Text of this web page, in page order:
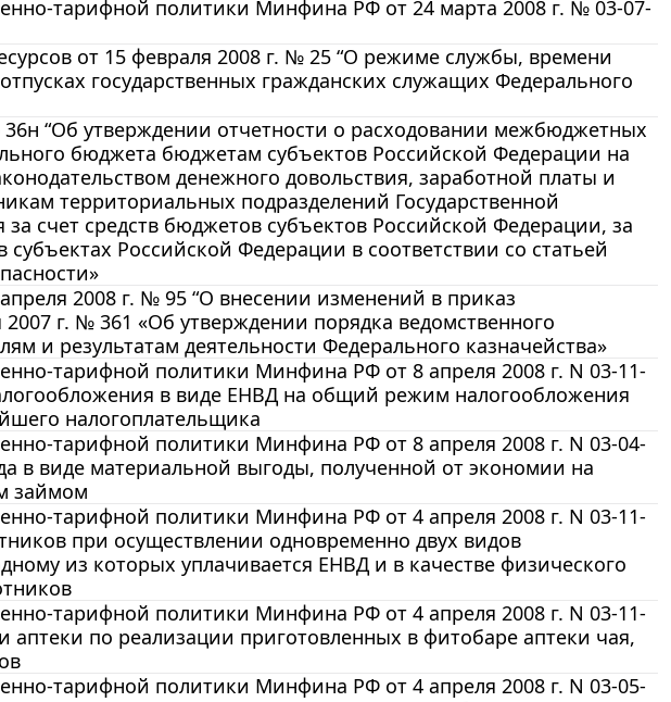
тарифной политики Минфина РФ от 24 марта 2008 г. № 03-07-
от 15 февраля 2008 г. № 25 “О режиме службы, времени
государственных гражданских служащих Федерального
“Об утверждении отчетности о расходовании межбюджетных
бюджета бюджетам субъектов Российской Федерации на
денежного довольствия, заработной платы и
территориальных подразделений Государственной
счет средств бюджетов субъектов Российской Федерации, за
Российской Федерации в соответствии со статьей
2008 г. № 95 “О внесении изменений в приказ
г. № 361 «Об утверждении порядка ведомственного
и результатам деятельности Федерального казначейства»
тарифной политики Минфина РФ от 8 апреля 2008 г. N 03-11-
в виде ЕНВД на общий режим налогообложения
налогоплательщика
тарифной политики Минфина РФ от 8 апреля 2008 г. N 03-04-
в виде материальной выгоды, полученной от экономии на
займом
тарифной политики Минфина РФ от 4 апреля 2008 г. N 03-11-
при осуществлении одновременно двух видов
из которых уплачивается ЕНВД и в качестве физического
тарифной политики Минфина РФ от 4 апреля 2008 г. N 03-11-
по реализации приготовленных в фитобаре аптеки чая,
тарифной политики Минфина РФ от 4 апреля 2008 г. N 03-05-